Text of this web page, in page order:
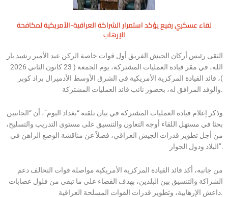
لقاء عسكري رفيع يؤكد استمرار الشراكة العراقية-الأمريكية لمكافحة
الإرهاب
التقى رئيس أركان الجيش الفريق أول قوات خاصة الركن عبد الأمير رشيد يار
الله، في مقر قيادة العمليات المشتركة، يوم الجمعة ( 23 كانون الثاني 2026
)، قائد القيادة المركزية الأمريكية في الشرق الأوسط الأدميرال براد كوبر
والوفد المرافق له، بحضور نائب قائد العمليات المشتركة.
وذكر إعلام قيادة العمليات المشتركة في بيان تلقته “بغداد اليوم”، أن “الجانبين
بحثا في مستهل اللقاء أوجه التعاون والتنسيق على مستوى التدريب والتسليح،
من أجل تطوير قدرات الجيش العراقي، فضلاً عن مناقشة الوضع الراهن في
البلاد ودول الجوار”.
من جانبه، أكد قائد القيادة المركزية الأمريكية مواصلة قوات التحالف دعم
الشراكة والتنسيق بين البلدين، بهدف القضاء على ما تبقى من فلول عصابات
داعش الإرهابية، وتطوير قدرات القوات المسلحة العراقية.